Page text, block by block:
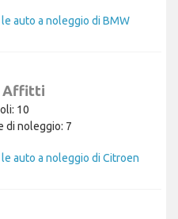
auto a noleggio di BMW
Affitti
10
di noleggio: 7
auto a noleggio di Citroen